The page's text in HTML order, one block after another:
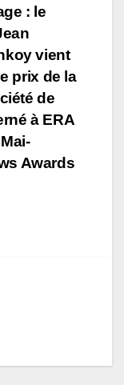
: le
vient
prix de la
de
à ERA
Awards